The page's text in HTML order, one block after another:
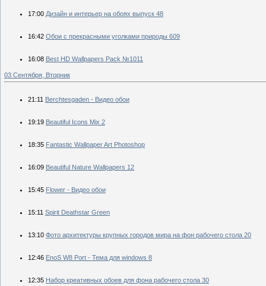
17:00 Дизайн и интерьер на обоях выпуск 48
16:42 Обои с прекрасными уголками природы 609
16:08 Best HD Wallpapers Pack №1011
03 Сентября, Вторник
21:11 Berchtesgaden - Видео обои
19:19 Beautiful Icons Mix 2
18:35 Fantastic Wallpaper Art Photoshop
16:09 Beautiful Nature Wallpapers 12
15:45 Flower - Видео обои
15:11 Spirit Deathstar Green
13:10 Фото архитектуры крупных городов мира на фон рабочего стола 20
12:46 EnoS W8 Port - Тема для windows 8
12:35 Набор креативных обоев для фона рабочего стола 30